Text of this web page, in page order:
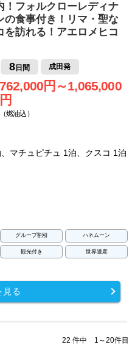
フォルクローレディナ
の食事付き！リマ・聖な
訪れる！アエロメヒコ
8日間 成田発
762,000円～1,065,000
円
（燃油込）
マチュピチュ 1泊、クスコ 1泊
グループ割引 ハネムーン
観光付き 世界遺産
見る
22 件中 1～20件目